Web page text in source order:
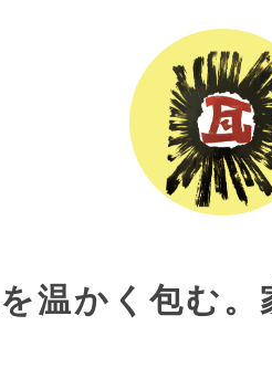
温かく包む。